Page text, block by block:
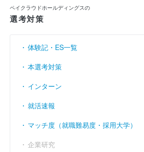
ペイクラウドホールディングスの
選考対策
体験記・ES一覧
本選考対策
インターン
就活速報
マッチ度（就職難易度・採用大学）
企業研究